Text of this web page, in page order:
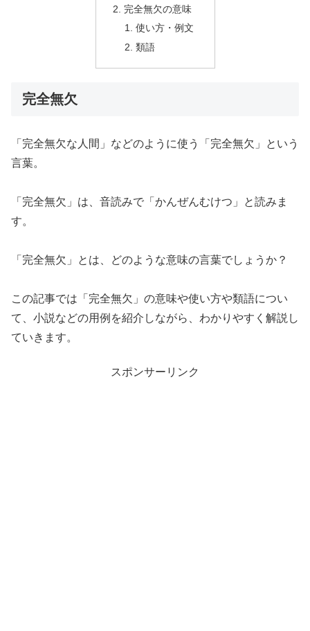
完全無欠の意味
使い方・例文
類語
完全無欠
「完全無欠な人間」などのように使う「完全無欠」という
言葉。
「完全無欠」は、音読みで「かんぜんむけつ」と読みま
す。
「完全無欠」とは、どのような意味の言葉でしょうか？
この記事では「完全無欠」の意味や使い方や類語につい
て、小説などの用例を紹介しながら、わかりやすく解説し
ていきます。
スポンサーリンク